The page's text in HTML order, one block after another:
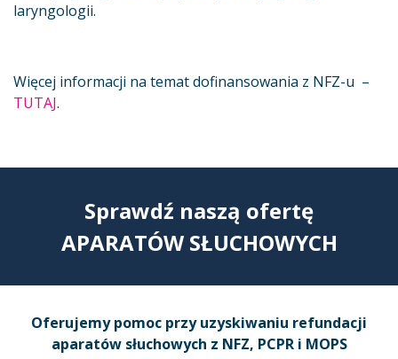
laryngologii.
Więcej informacji na temat dofinansowania z NFZ-u –
TUTAJ.
Sprawdź naszą ofertę
APARATÓW SŁUCHOWYCH
Oferujemy pomoc przy uzyskiwaniu refundacji
aparatów słuchowych z NFZ, PCPR i MOPS